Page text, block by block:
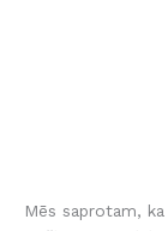
Mēs saprotam,